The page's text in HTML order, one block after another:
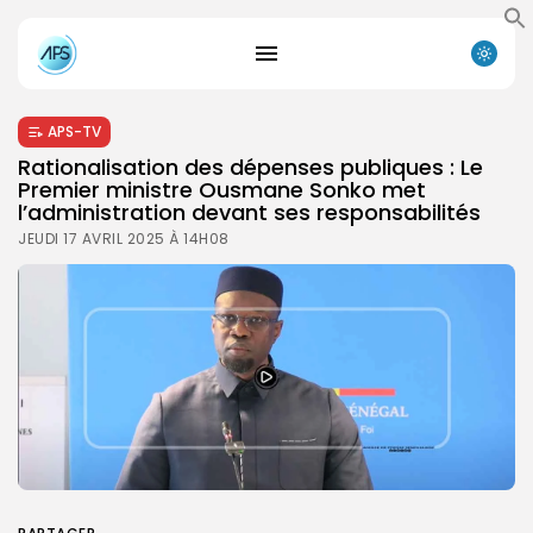
APS-TV
Rationalisation des dépenses publiques : Le
Premier ministre Ousmane Sonko met
l’administration devant ses responsabilités
JEUDI 17 AVRIL 2025 À 14H08